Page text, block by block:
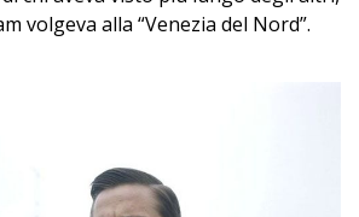
volgeva alla “Venezia del Nord”.